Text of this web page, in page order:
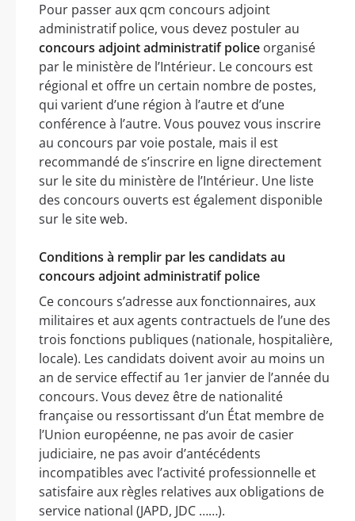
Pour passer aux qcm concours adjoint
administratif police, vous devez postuler au
concours adjoint administratif police organisé
par le ministère de l’Intérieur. Le concours est
régional et offre un certain nombre de postes,
qui varient d’une région à l’autre et d’une
conférence à l’autre. Vous pouvez vous inscrire
au concours par voie postale, mais il est
recommandé de s’inscrire en ligne directement
sur le site du ministère de l’Intérieur. Une liste
des concours ouverts est également disponible
sur le site web.
Conditions à remplir par les candidats au
concours adjoint administratif police
Ce concours s’adresse aux fonctionnaires, aux
militaires et aux agents contractuels de l’une des
trois fonctions publiques (nationale, hospitalière,
locale). Les candidats doivent avoir au moins un
an de service effectif au 1er janvier de l’année du
concours. Vous devez être de nationalité
française ou ressortissant d’un État membre de
l’Union européenne, ne pas avoir de casier
judiciaire, ne pas avoir d’antécédents
incompatibles avec l’activité professionnelle et
satisfaire aux règles relatives aux obligations de
service national (JAPD, JDC ……).